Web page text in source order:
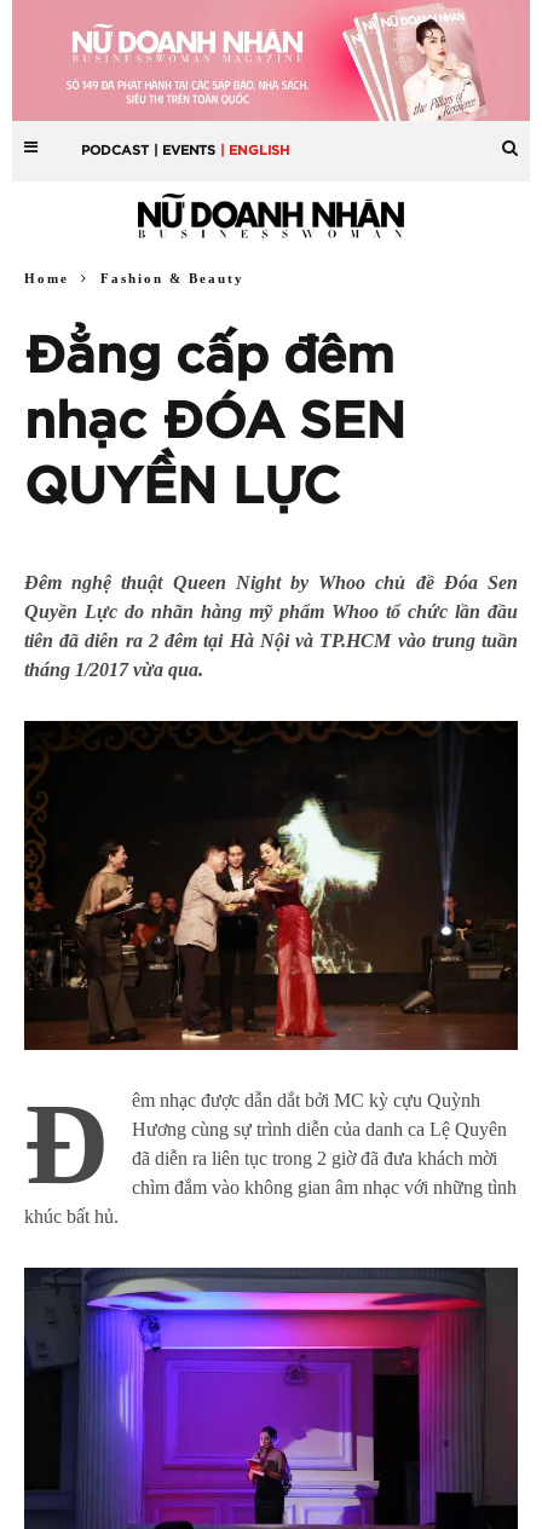
PODCAST | EVENTS | ENGLISH
Home Fashion & Beauty
Đẳng cấp đêm
nhạc ĐÓA SEN
QUYỀN LỰC
Đêm nghệ thuật Queen Night by Whoo chủ đề Đóa Sen
Quyền Lực do nhãn hàng mỹ phẩm Whoo tổ chức lần đầu
tiên đã diễn ra 2 đêm tại Hà Nội và TP.HCM vào trung tuần
tháng 1/2017 vừa qua.
Đ
êm nhạc được dẫn dắt bởi MC kỳ cựu Quỳnh
Hương cùng sự trình diễn của danh ca Lệ Quyên
đã diễn ra liên tục trong 2 giờ đã đưa khách mời
chìm đắm vào không gian âm nhạc với những tình
khúc bất hủ.